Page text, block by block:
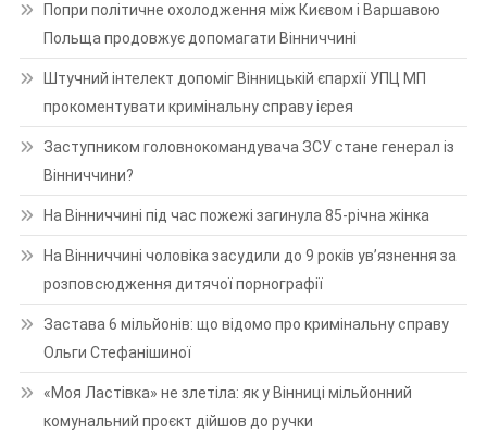
Попри політичне охолодження між Києвом і Варшавою
Польща продовжує допомагати Вінниччині
Штучний інтелект допоміг Вінницькій єпархії УПЦ МП
прокоментувати кримінальну справу ієрея
Заступником головнокомандувача ЗСУ стане генерал із
Вінниччини?
На Вінниччині під час пожежі загинула 85-річна жінка
На Вінниччині чоловіка засудили до 9 років ув’язнення за
розповсюдження дитячої порнографії
Застава 6 мільйонів: що відомо про кримінальну справу
Ольги Стефанішиної
«Моя Ластівка» не злетіла: як у Вінниці мільйонний
комунальний проєкт дійшов до ручки